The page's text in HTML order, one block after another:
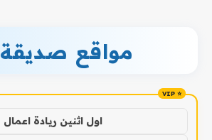
مواقع صديقة
اول اثنين ريادة اعمال